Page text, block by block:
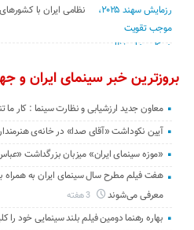
نظامی ایران با
بروزترین خبر سینمای ایران و
معاون جدید ارزشیابی و نظارت سینما : کار
آیین نکوداشت «آقای صدا» در خانه‌ی
«موزه سینمای ایران» میزبان بزرگداشت
هفت فیلم مطرح سال سینمای ایران به همراه
معرفی می‌شوند
3 هفته
بهاره رهنما دومین فیلم بلند سینمایی خود را